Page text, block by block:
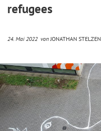
refugees
24. Mai 2022 vonJONATHAN STELZEN